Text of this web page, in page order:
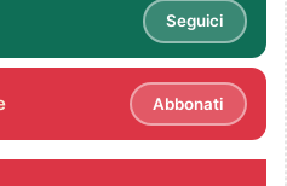
Seguici
Abbonati